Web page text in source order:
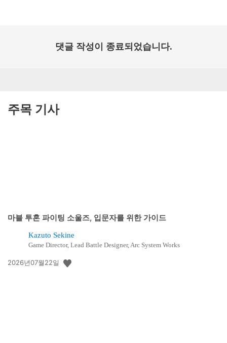
댓글 작성이 종료되었습니다.
주목 기사
마블 투혼 파이팅 소울즈, 입문자를 위한 가이드
Kazuto Sekine
Game Director, Lead Battle Designer, Arc System Works
공
2026년07월22일